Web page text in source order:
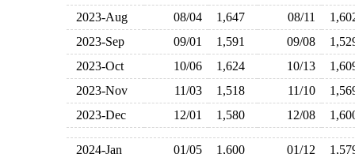
2023-Aug
08/04 1,647 08/11
2023-Sep
09/01 1,591 09/08
2023-Oct
10/06 1,624 10/13
2023-Nov
11/03 1,518 11/10
2023-Dec
12/01 1,580 12/08
2024-Jan 01/05 1,600 01/12